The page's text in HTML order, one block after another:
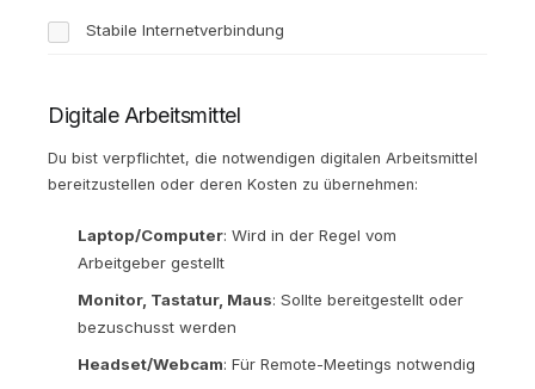
Stabile Internetverbindung
Digitale Arbeitsmittel
Du bist verpflichtet, die notwendigen digitalen Arbeitsmittel
bereitzustellen oder deren Kosten zu übernehmen:
Laptop/Computer: Wird in der Regel vom
Arbeitgeber gestellt
Monitor, Tastatur, Maus: Sollte bereitgestellt oder
bezuschusst werden
Headset/Webcam: Für Remote-Meetings notwendig